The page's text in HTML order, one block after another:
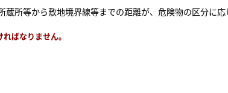
所等から敷地境界線等までの距離が、危険物の区分に
ばなりません。